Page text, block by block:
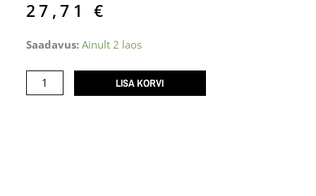
27,71€
Saadavus: Ainult 2 laos
Kuldne
2
silmust
LISA KORVI